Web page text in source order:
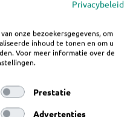
om het
Privacybeleid
onze bezoekersgegevens, om
inhoud te tonen en om u
Voor meer informatie over de
Prestatie
Advertenties